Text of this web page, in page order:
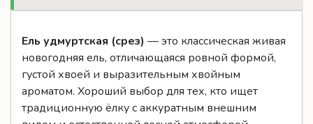
густой хвоей и выразительным хвойным
ароматом. Хороший выбор для тех, кто ищет
традиционную ёлку с аккуратным внешним
видом и естественной лесной атмосферой.
Благодаря плотной кроне и упругим ветвям ель